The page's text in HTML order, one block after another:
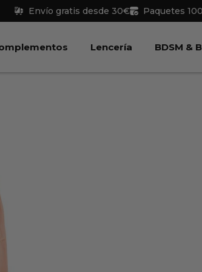
Envío gratis desde 30€ Paquetes
Juguetes Abrir Complementos
Lencería AbrirBDSM &